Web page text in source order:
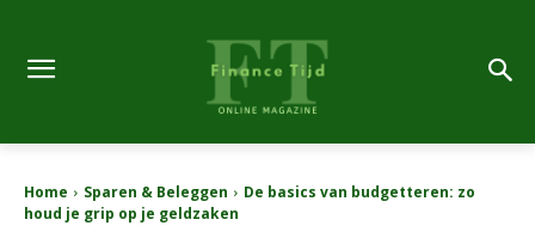
Home Sparen & Beleggen
De basics van budgetteren: zo
houd je grip op je geldzaken